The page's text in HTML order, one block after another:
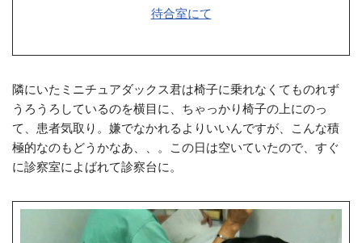
待合室にて
隣にいたミニチュアダックス君は椅子に乗れなくてものれず
うろうろしているのを横目に、ちゃっかり椅子の上にのっ
て、患者気取り。嫌でなかれるよりいいんですが、こんな積
極的なのもどうかなあ、、。この日は空いていたので、すぐ
に診察室によばれて診察台に。